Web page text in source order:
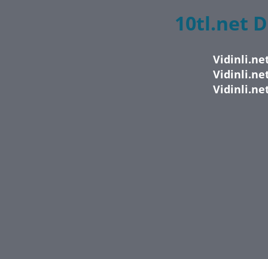
10tl.net